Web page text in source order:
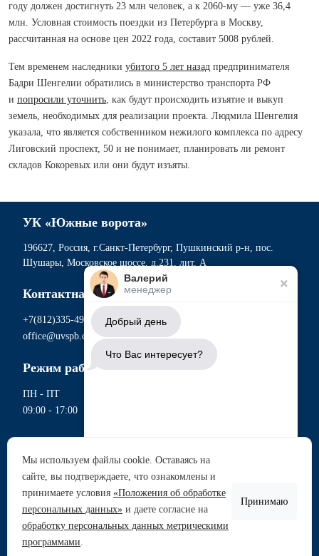
году должен достигнуть 23 млн человек, а к 2060-му — уже 36,4
млн. Условная стоимость поездки из Петербурга в Москву,
рассчитанная на основе цен 2022 года, составит 5008 рублей.
Тем временем наследники убитого 5 лет назад предпринимателя
Бадри Шенгелии обратились в министерство транспорта РФ
и попросили уточнить, как будут происходить изъятие и выкуп
земель, необходимых для реализации проекта. Людмила Шенгелия
указала, что является собственником нежилого комплекса по адресу
Лиговский проспект, 50 и не понимает, планировать ли ремонт
складов Кокоревых или они будут изъяты.
УК «Южные ворота»
196627, Россия, г.Санкт-Петербург, Пушкинский р-н, пос.
Шушары, Московское шоссе, д.231, лит. А
Контактная информация
+7(812)335-49-56
office@uvspb.com
Режим работы
ПН - ПТ
09:00 - 17:00
Политика обработки персональных данных
Согласие на обработку данных метрическими программами
Согласие на обработку персональных данных
Сводная ведомость проведения СОУТ
Перечень рекомендуемых мероприятий по улучшению
условий труда
Валерий
менеджер
Добрый день
Что Вас интересует?
Аренда участков
Продажа участков
Задать вопрос
Мы используем файлы cookie. Оставаясь на
сайте, вы подтверждаете, что ознакомлены и
принимаете условия «Положения об обработке
персональных данных» и даете согласие на
обработку персональных данных метрическими
программами.
Принимаю